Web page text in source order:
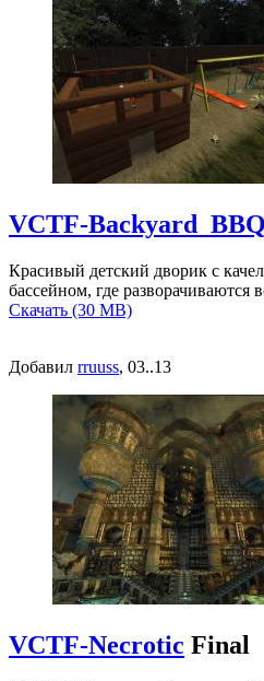
VCTF-Backyard_BBQ
Красивый детский дворик с
бассейном, где разворачиваются
Скачать (30 MB)
Добавил rruuss, 03..13
VCTF-Necrotic Final